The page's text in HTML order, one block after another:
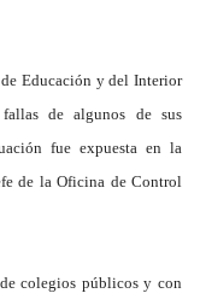
Educación y del Interior
de algunos de sus
fue expuesta en la
de la Oficina de Control
colegios públicos y con